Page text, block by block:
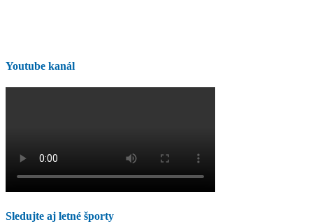
Youtube kanál
Sledujte aj letné športy